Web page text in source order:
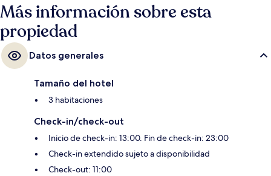
Más información sobre esta
propiedad
Datos generales
Tamaño del hotel
3 habitaciones
Check-in/check-out
Inicio de check-in: 13:00. Fin de check-in: 23:00
Check-in extendido sujeto a disponibilidad
Check-out: 11:00